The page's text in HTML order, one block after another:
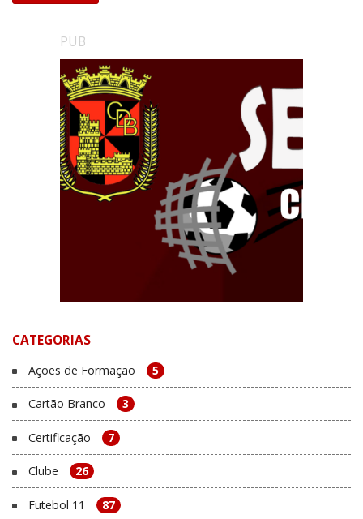
PUB
CATEGORIAS
Ações de Formação 5
Cartão Branco 3
Certificação 7
Clube 26
Futebol 11 87